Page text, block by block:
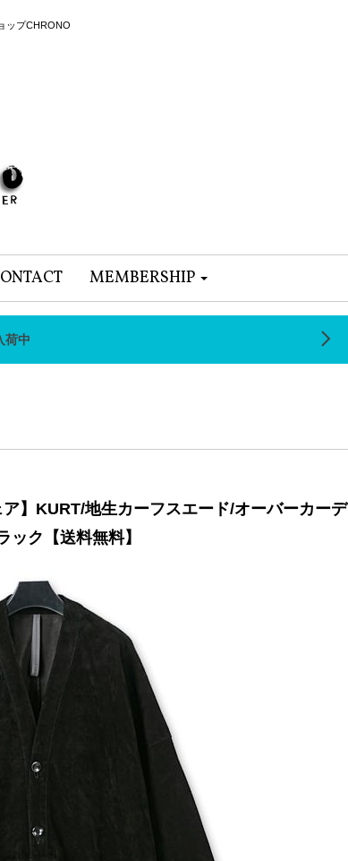
ップCHRONO
MEMBERSHIP
荷中
KURT/地生カーフスエード/オーバーカーデ
ック【送料無料】